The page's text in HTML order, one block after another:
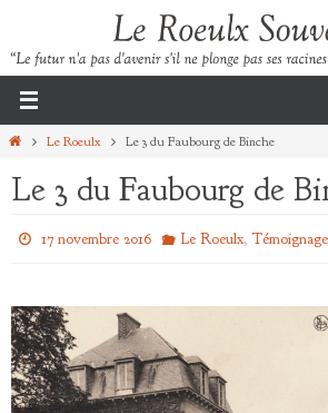
contenu
HomeLe Roeulx Le 3 du Faubourg de Binche
Le 3 du Faubourg de
17 novembre 2016 Le Roeulx,